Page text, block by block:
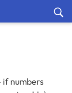
if numbers